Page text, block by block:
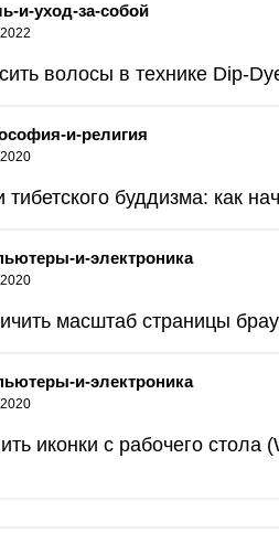
и-уход-за-собой
волосы в технике Dip-
и-религия
тибетского буддизма: как
и-электроника
масштаб страницы
и-электроника
иконки с рабочего стола